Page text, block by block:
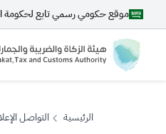
موقع حكومي رسمي تابع لحكومة
الرئيسية التواصل